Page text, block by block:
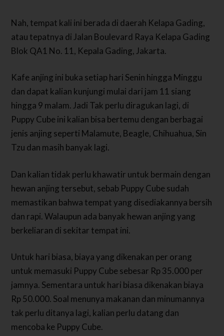
Nah, tempat kali ini berada di daerah Kelapa Gading,
atau tepatnya di Jalan Boulevard Raya Kelapa Gading
Blok QA1 No. 11, Kepala Gading, Jakarta.
Kafe anjing ini buka setiap hari Senin hingga Minggu
dan dapat kalian kunjungi mulai dari jam 11 siang
hingga 9 malam. Jadi Tak perlu diragukan lagi, di
Puppy Cube ini kalian bisa bertemu dengan berbagai
jenis anjing seperti Malamute, Beagle, Chihuahua, Sin
Tzu dan masih banyak lagi.
Dan kalian tidak perlu khawatir untuk bermain dengan
hewan anjing tersebut, sebab Puppy Cube sudah
memastikan bahwa tempat yang disediakannya bersih
dan rapi. Walaupun ada banyak hewan anjing yang
berkeliaran di sekitar tempat ini.
Untuk hari biasa, biaya yang dikenakan per orang
untuk memasuki Puppy Cube sebesar Rp 35.000 per
jamnya. Sementara untuk hari biasa dikenakan biaya
Rp 50.000. Soal menunya makanan dan minumannya
tak perlu ditanya lagi, kalian perlu datang dan
mencoba ke Puppy Cube.